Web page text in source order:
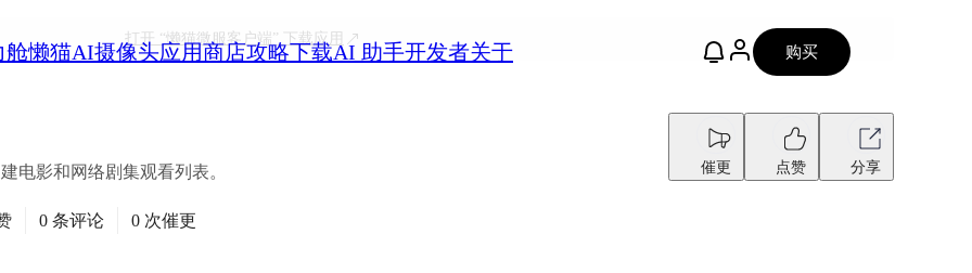
舱懒猫AI摄像头应用商店攻略下载AI 助手开发者关于 购买
打开 “懒猫微服客户端”下载应用
电影和网络剧集观看列表。 催更 点赞 分享
0 条评论 0 次催更